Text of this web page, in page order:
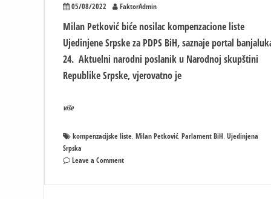
05/08/2022 FaktorAdmin
Milan Petković biće nosilac kompenzacione liste
Ujedinjene Srpske za PDPS BiH, saznaje portal
24. Aktuelni narodni poslanik u Narodnoj skupštini
Republike Srpske, vjerovatno je
više
kompenzacijske liste, Milan Petković, Parlament BiH, Ujedinjena
Srpska
Leave a Commenton
se